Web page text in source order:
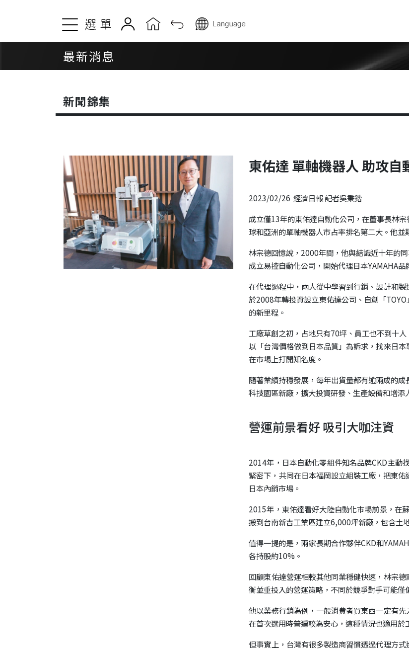
關於TOYO
公司簡介及歷史
全球據點
新聞錦集
活動快訊
公司公告
產品快訊
東方馬達系列 高性價比電
微型電動缸
電動夾爪
線性馬達模組
奈米級空氣軸承平台
奈米級線性馬達平台
精密氣浮單軸平台/精密中
產品型錄
操作手冊
選
胖
教
最新消息
新聞錦集
東佑達 單軸機器人 助攻自
2023/02/26 經濟日報 記者吳秉鍇
成立僅13年的東佑達自動化公司，在董事長林
球和亞洲的單軸機器人市占率排名第二大。他並
林宗德回憶說，2000年間，他與結識近十年的
成立易控自動化公司，開始代理日本YAMAHA品
在代理過程中，兩人從中學習到行銷、設計和
於2008年轉投資設立東佑達公司、自創「
的新里程。
工廠草創之初，占地只有70坪、員工也不到十
以「台灣價格做到日本品質」為訴求，找來日
在市場上打開知名度。
隨著業績持穩發展，每年出貨量都有逾兩成的
科技園區新廠，擴大投資研發、生產設備和增添
營運前景看好 吸引大咖注資
2014年，日本自動化零組件知名品牌CKD主動
緊密下，共同在日本福岡設立組裝工廠，把東
日本內銷市場。
2015年，東佑達看好大陸自動化市場前景，在
搬到台南新吉工業區建立6,000坪新廠，包含土
值得一提的是，兩家長期合作夥伴CKD和
各持股約10%。
回顧東佑達營運相較其他同業穩健快速，林宗
衡並重投入的營運策略，不同於競爭對手可能僅
他以業務行銷為例，一般消費者買東西一定有
在首次選用時普遍較為安心，這種情況也適用
但事實上，台灣有很多製造商習慣透過代理方